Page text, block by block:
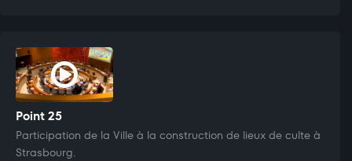
Point 25
Participation de la Ville à la construction de lieux de culte à
Strasbourg.